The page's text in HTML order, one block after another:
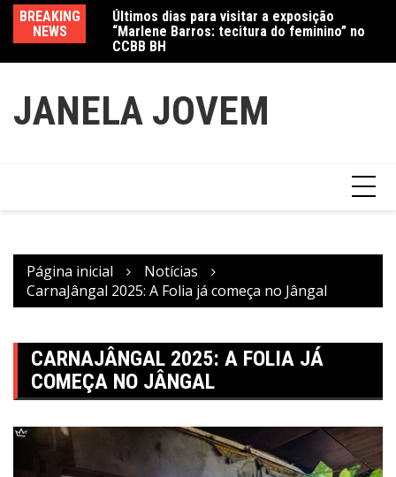
conteúdo
BREAKING
NEWS
Últimos dias para visitar a exposição
“Marlene Barros: tecitura do feminino” no
CCBB BH
Amanda Mangili transforma beleza e
inclusão em conexão real nas redes
JANELA JOVEM
Página inicial
Notícias
CarnaJângal 2025: A Folia já começa no Jângal
CARNAJÂNGAL 2025: A FOLIA JÁ
COMEÇA NO JÂNGAL